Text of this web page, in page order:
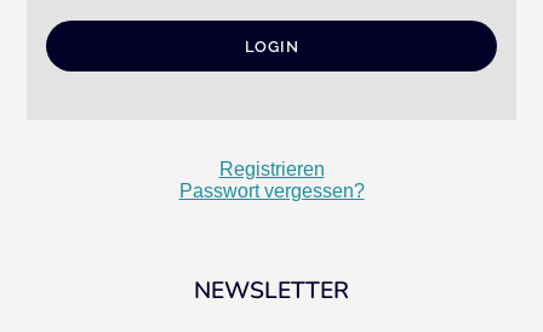
Registrieren
Passwort vergessen?
NEWSLETTER